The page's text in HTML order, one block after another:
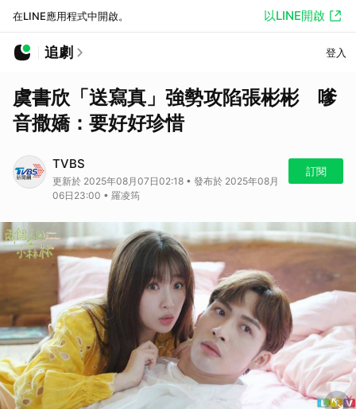
在LINE應用程式中開啟。 以LINE開啟
追劇 登入
虞書欣「送寫真」強勢攻陷張彬彬 嗲
音撒嬌：要好好珍惜
TVBS
更新於 2025年08月07日02:18 • 發布於 2025年08月
06日23:00 • 羅凌筠
訂閱